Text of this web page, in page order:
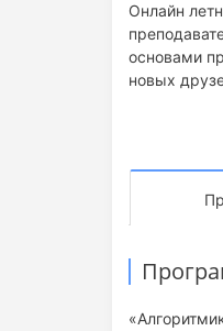
Онлайн
основами
новых